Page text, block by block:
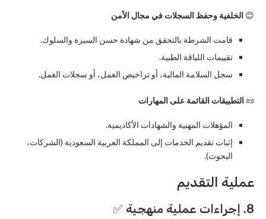
😊 الخلفية وحفظ السجلات في مجال الأمن
قامت الشرطة بالتحقق من شهادة حسن السيرة والسلوك.
تقييمات اللياقة الطبية.
سجل السلامة المالية، أو تراخيص العمل، أو سجلات العمل.
📜 التطبيقات القائمة على المهارات
المؤهلات المهنية والشهادات الأكاديمية.
إثبات تقديم الخدمات إلى المملكة العربية السعودية (الشركات،
البحوث).
عملية التقديم
8. إجراءات عملية منهجية ✅